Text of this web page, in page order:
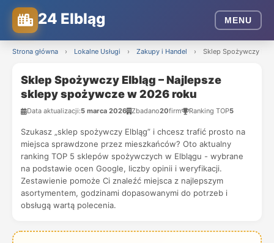
24 Elbląg MENU
Strona główna › Lokalne Usługi › Zakupy i Handel › Sklep Spożywczy
Sklep Spożywczy Elbląg – Najlepsze
sklepy spożywcze w 2026 roku
Data aktualizacji:5 marca 2026 Zbadano20firm Ranking TOP5
Szukasz „sklep spożywczy Elbląg” i chcesz trafić prosto na
miejsca sprawdzone przez mieszkańców? Oto aktualny
ranking TOP 5 sklepów spożywczych w Elblągu - wybrane
na podstawie ocen Google, liczby opinii i weryfikacji.
Zestawienie pomoże Ci znaleźć miejsca z najlepszym
asortymentem, godzinami dopasowanymi do potrzeb i
obsługą wartą polecenia.